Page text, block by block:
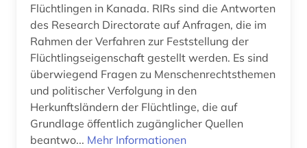
ngor-kloster (1)
nichtchristliche religion (1)
nichtstaatliche organisation (1)
niederlande (1)
niederländisch-indien (1)
Flüchtlingen in Kanada. RIRs sind die Antworten
des Research Directorate auf Anfragen, die im
Rahmen der Verfahren zur Feststellung der
Flüchtlingseigenschaft gestellt werden. Es sind
überwiegend Fragen zu Menschenrechtsthemen
und politischer Verfolgung in den
Herkunftsländern der Flüchtlinge, die auf
Grundlage öffentlich zugänglicher Quellen
beantwo... Mehr Informationen